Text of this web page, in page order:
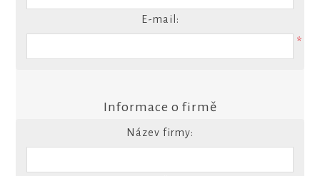
E-mail:
*
Informace o firmě
Název firmy: